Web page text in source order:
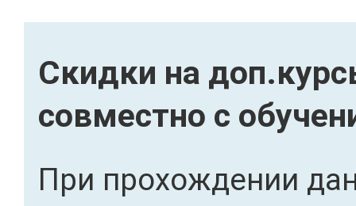
Скидки на
совместно с
При прохождении